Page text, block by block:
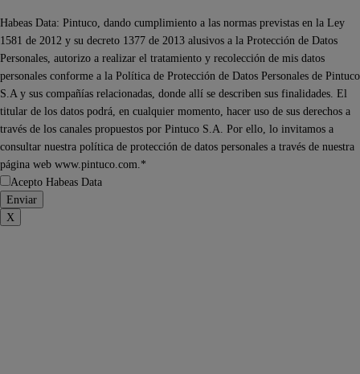
Habeas Data: Pintuco, dando cumplimiento a las normas previstas en la Ley
1581 de 2012 y su decreto 1377 de 2013 alusivos a la Protección de Datos
Personales, autorizo a realizar el tratamiento y recolección de mis datos
personales conforme a la Política de Protección de Datos Personales de Pintuco
S.A y sus compañías relacionadas, donde allí se describen sus finalidades. El
titular de los datos podrá, en cualquier momento, hacer uso de sus derechos a
través de los canales propuestos por Pintuco S.A. Por ello, lo invitamos a
consultar nuestra política de protección de datos personales a través de nuestra
página web www.pintuco.com.*
Acepto Habeas Data
X